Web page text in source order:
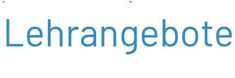
zum
Lehrangebote